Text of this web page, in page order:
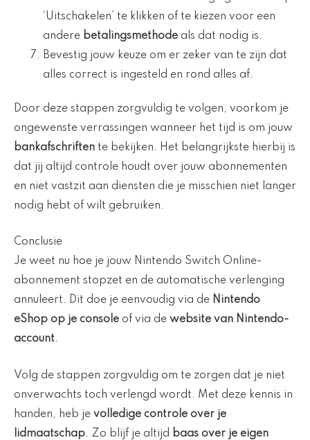
‘Uitschakelen’ te klikken of te kiezen voor een
andere betalingsmethode als dat nodig is.
Bevestig jouw keuze om er zeker van te zijn dat
alles correct is ingesteld en rond alles af.
Door deze stappen zorgvuldig te volgen, voorkom je
ongewenste verrassingen wanneer het tijd is om jouw
bankafschriften te bekijken. Het belangrijkste hierbij is
dat jij altijd controle houdt over jouw abonnementen
en niet vastzit aan diensten die je misschien niet langer
nodig hebt of wilt gebruiken.
Conclusie
Je weet nu hoe je jouw Nintendo Switch Online-
abonnement stopzet en de automatische verlenging
annuleert. Dit doe je eenvoudig via de Nintendo
eShop op je console of via de website van Nintendo-
account.
Volg de stappen zorgvuldig om te zorgen dat je niet
onverwachts toch verlengd wordt. Met deze kennis in
handen, heb je volledige controle over je
lidmaatschap. Zo blijf je altijd baas over je eigen